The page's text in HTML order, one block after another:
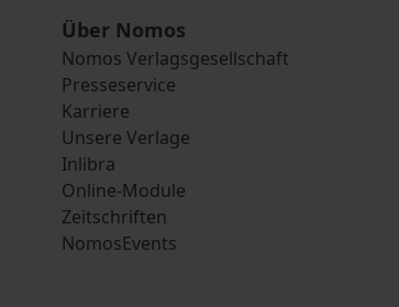
Über Nomos
Nomos Verlagsgesellschaft
Presseservice
Karriere
Unsere Verlage
Inlibra
Online-Module
Zeitschriften
NomosEvents